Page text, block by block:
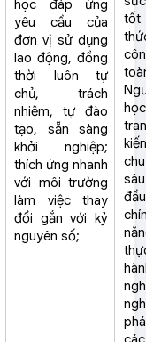
học đáp ứng
yêu cầu của
đơn vị sử dụng
lao động, đồng
thời luôn
tự
chủ, trách
nhiệm, tự đào
tạo, sẵn sàng
khởi nghiệp;
thích ứng nhanh
với môi trường
làm việc thay
đổi gắn với kỷ
nguyên số;